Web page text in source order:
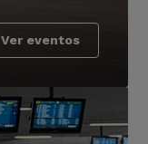
Ver eventos